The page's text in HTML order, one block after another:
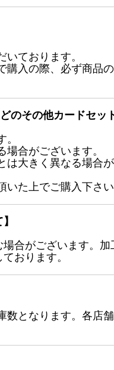
ております。
購入の際、必ず商品
のその他カードセッ
合がございます。
大きく異なる場合が
た上でご購入下さい
合がございます。加
おります。
数となります。各店